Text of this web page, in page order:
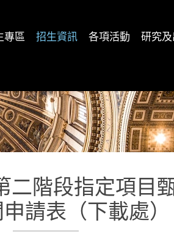
專區 招生資訊 各項活動 研究
二階段指定項目
請表（下載處）